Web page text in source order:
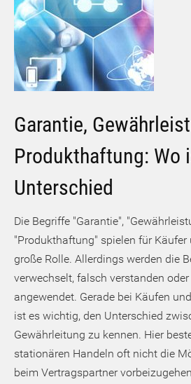
Garantie,
Produkthaftung: Wo
Unterschied
Die Begriffe "Garantie",
"Produkthaftung" spielen für Käufer
große Rolle. Allerdings werden die
verwechselt, falsch verstanden
angewendet. Gerade bei Käufen
ist es wichtig, den Unterschied
Gewährleitung zu kennen. Hier
stationären Handeln oft nicht die
beim Vertragspartner